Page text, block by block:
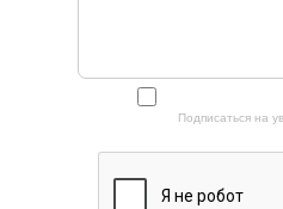
Подписаться на